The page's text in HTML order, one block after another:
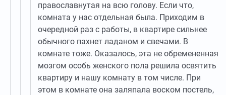
православнутая на всю голову. Если что,
комната у нас отдельная была. Приходим в
очередной раз с работы, в квартире сильнее
обычного пахнет ладаном и свечами. В
комнате тоже. Оказалось, эта не обремененная
мозгом особь женского пола решила освятить
квартиру и нашу комнату в том числе. При
этом в комнате она заляпала воском постель,